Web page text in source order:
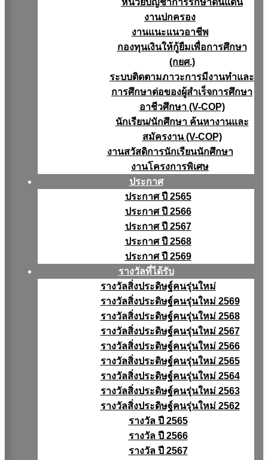
หน่วยบัญชาการรักษาดินแดน
งานปกครอง
งานแนะแนวอาชีพ
กองทุนเงินให้กู้ยืมเพื่อการศึกษา
(กยศ.)
ระบบติดตามภาวะการมีงานทำและ
การศึกษาต่อของผู้สำเร็จการศึกษา
อาชีวศึกษา (V-COP)
นักเรียน/นักศึกษา ค้นหางานและ
สมัครงาน (V-COP)
งานสวัสดิการนักเรียนนักศึกษา
งานโครงการพิเศษ
ประกาศ
ประกาศ ปี 2565
ประกาศ ปี 2566
ประกาศ ปี 2567
ประกาศ ปี 2568
ประกาศ ปี 2569
รางวัลที่ได้รับ
รางวัลสิ่งประดิษฐ์คนรุ่นใหม่
รางวัลสิ่งประดิษฐ์คนรุ่นใหม่ 2569
รางวัลสิ่งประดิษฐ์คนรุ่นใหม่ 2568
รางวัลสิ่งประดิษฐ์คนรุ่นใหม่ 2567
รางวัลสิ่งประดิษฐ์คนรุ่นใหม่ 2566
รางวัลสิ่งประดิษฐ์คนรุ่นใหม่ 2565
รางวัลสิ่งประดิษฐ์คนรุ่นใหม่ 2564
รางวัลสิ่งประดิษฐ์คนรุ่นใหม่ 2563
รางวัลสิ่งประดิษฐ์คนรุ่นใหม่ 2562
รางวัล ปี 2565
รางวัล ปี 2566
รางวัล ปี 2567